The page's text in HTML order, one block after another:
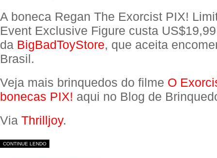
A boneca Regan The Exorcist PIX!
Event Exclusive Figure custa
da BigBadToyStore, que aceita
Brasil.
Veja mais brinquedos do filme O
bonecas PIX! aqui no Blog de
Via Thrilljoy.
CONTINUE LENDO